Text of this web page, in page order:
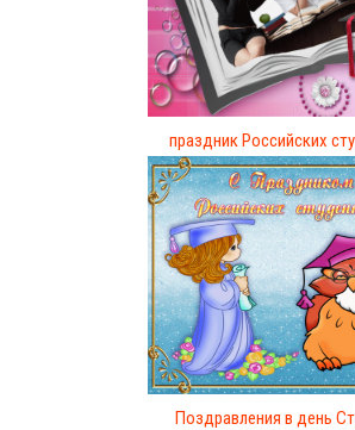
праздник Российских
Поздравления в день